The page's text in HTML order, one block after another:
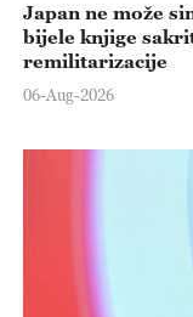
Japan ne može
bijele knjige
remilitarizacije
06-Aug-2026